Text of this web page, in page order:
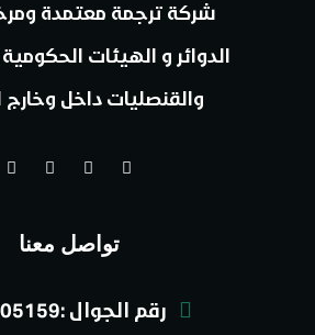
شركة ترجمة معتمدة
الدوائر و الهيئات
والقنصليات داخل وخارج
تواصل معنا
رقم الجوال :0537905159